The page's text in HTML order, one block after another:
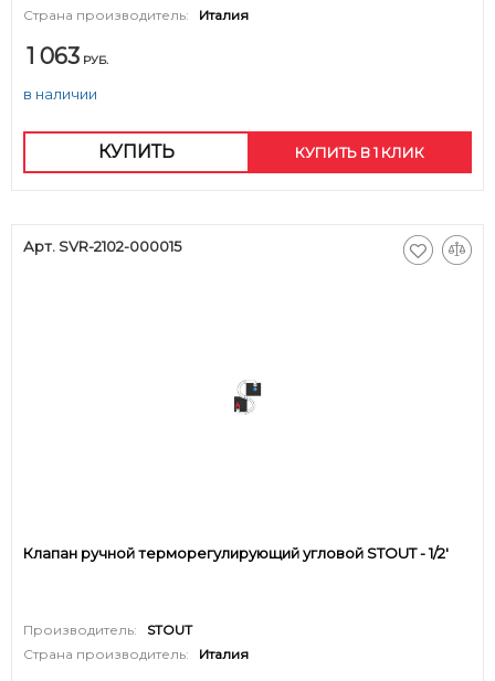
Страна производитель:
Италия
1 063 РУБ.
в наличии
КУПИТЬ КУПИТЬ В 1 КЛИК
Арт. SVR-2102-000015
Клапан ручной терморегулирующий угловой STOUT - 1/2'
Производитель:
STOUT
Страна производитель:
Италия